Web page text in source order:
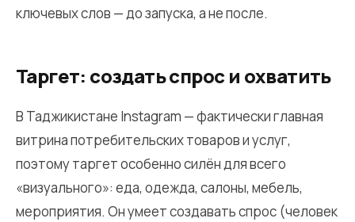
ключевых слов — до запуска, а не после.
Таргет: создать спрос и охватить
В Таджикистане Instagram — фактически главная
витрина потребительских товаров и услуг,
поэтому таргет особенно силён для всего
«визуального»: еда, одежда, салоны, мебель,
мероприятия. Он умеет создавать спрос (человек